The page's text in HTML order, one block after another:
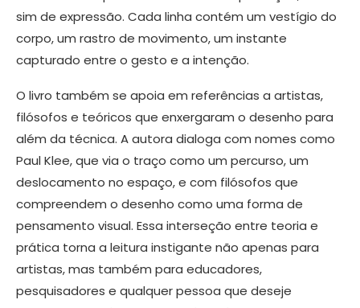
sim de expressão. Cada linha contém um vestígio do
corpo, um rastro de movimento, um instante
capturado entre o gesto e a intenção.
O livro também se apoia em referências a artistas,
filósofos e teóricos que enxergaram o desenho para
além da técnica. A autora dialoga com nomes como
Paul Klee, que via o traço como um percurso, um
deslocamento no espaço, e com filósofos que
compreendem o desenho como uma forma de
pensamento visual. Essa interseção entre teoria e
prática torna a leitura instigante não apenas para
artistas, mas também para educadores,
pesquisadores e qualquer pessoa que deseje